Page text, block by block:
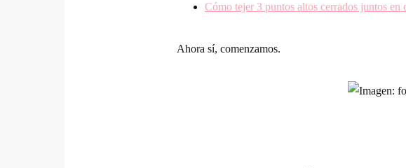
Cómo tejer 3 puntos altos cerrados juntos en
Ahora sí, comenzamos.